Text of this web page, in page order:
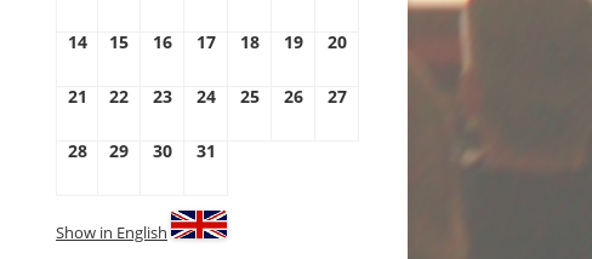
14 15 16 17 18 19 20
21 22 23 24 25 26 27
28 29 30 31
Show in English